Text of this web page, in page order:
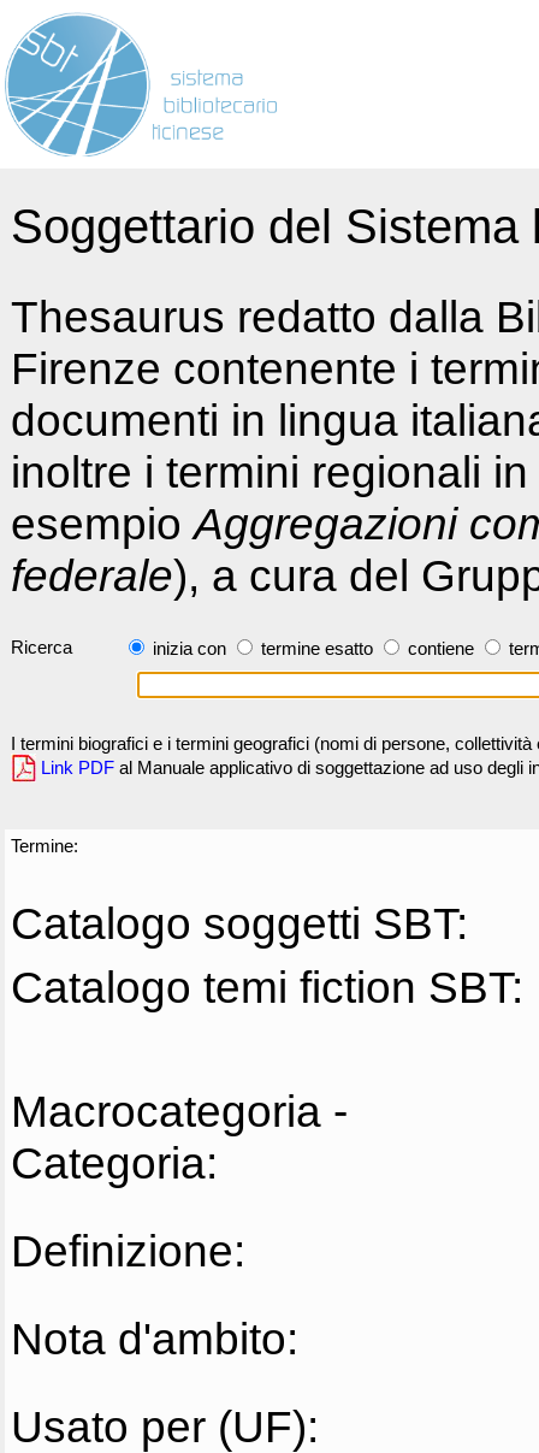
Soggettario del
Thesaurus redatto dalla
Firenze contenente i
documenti in lingua
inoltre i termini regionali
esempioAggregazioni
federale), a cura del
Ricerca inizia con termine esatto contiene
I termini biografici e i termini geografici (nomi di persone,
Link PDF al Manuale applicativo di soggettazione ad uso degli
Termine:
Catalogo soggetti SBT:
Catalogo temi fiction SBT:
Macrocategoria -
Categoria:
Definizione:
Nota d'ambito:
Usato per (UF):